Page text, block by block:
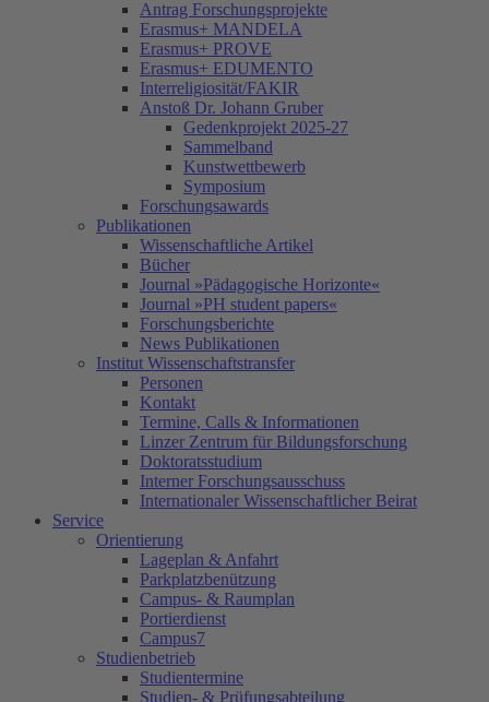
Antrag Forschungsprojekte
Erasmus+ MANDELA
Erasmus+ PROVE
Erasmus+ EDUMENTO
Interreligiosität/FAKIR
Anstoß Dr. Johann Gruber
Gedenkprojekt 2025-27
Sammelband
Kunstwettbewerb
Symposium
Forschungsawards
Publikationen
Wissenschaftliche Artikel
Bücher
Journal »Pädagogische Horizonte«
Journal »PH student papers«
Forschungsberichte
News Publikationen
Institut Wissenschaftstransfer
Personen
Kontakt
Termine, Calls & Informationen
Linzer Zentrum für Bildungsforschung
Doktoratsstudium
Interner Forschungsausschuss
Internationaler Wissenschaftlicher Beirat
Service
Orientierung
Lageplan & Anfahrt
Parkplatzbenützung
Campus- & Raumplan
Portierdienst
Campus7
Studienbetrieb
Studientermine
Studien- & Prüfungsabteilung